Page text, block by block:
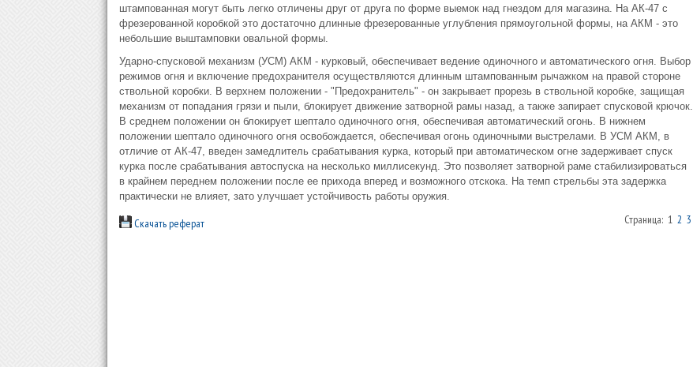
штампованная могут быть легко отличены друг от друга по форме выемок над гнездом для магазина. На АК-47 с
фрезерованной коробкой это достаточно длинные фрезерованные углубления прямоугольной формы, на АКМ - это
небольшие выштамповки овальной формы.
Ударно-спусковой механизм (УСМ) АКМ - курковый, обеспечивает ведение одиночного и автоматического огня. Выбор
режимов огня и включение предохранителя осуществляются длинным штампованным рычажком на правой стороне
ствольной коробки. В верхнем положении - "Предохранитель" - он закрывает прорезь в ствольной коробке, защищая
механизм от попадания грязи и пыли, блокирует движение затворной рамы назад, а также запирает спусковой крючок.
В среднем положении он блокирует шептало одиночного огня, обеспечивая автоматический огонь. В нижнем
положении шептало одиночного огня освобождается, обеспечивая огонь одиночными выстрелами. В УСМ АКМ, в
отличие от АК-47, введен замедлитель срабатывания курка, который при автоматическом огне задерживает спуск
курка после срабатывания автоспуска на несколько миллисекунд. Это позволяет затворной раме стабилизироваться
в крайнем переднем положении после ее прихода вперед и возможного отскока. На темп стрельбы эта задержка
практически не влияет, зато улучшает устойчивость работы оружия.
Скачать реферат Страница: 1 2 3